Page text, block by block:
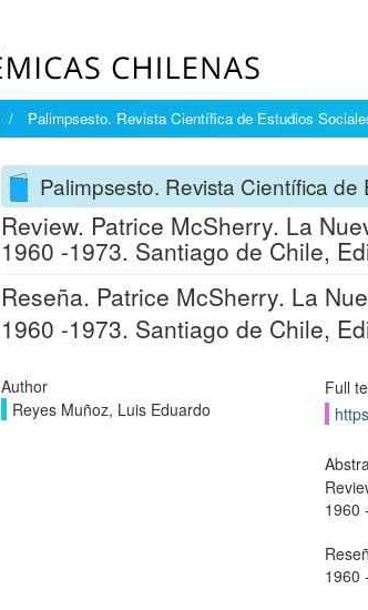
Palimpsesto. Revista Científica de Estudios
Palimpsesto. Revista Científica
Review. Patrice McSherry. La
1960 -1973. Santiago de Chile,
Reseña. Patrice McSherry. La
1960 -1973. Santiago de Chile,
Author
Reyes Muñoz, Luis Eduardo
Full
1960
1960